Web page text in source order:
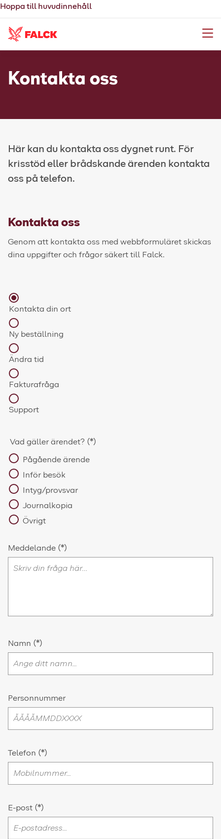
Hoppa till huvudinnehåll
Meny
Kontakta oss
Här kan du kontakta oss dygnet runt. För
krisstöd eller brådskande ärenden kontakta
oss på telefon.
Kontakta oss
Genom att kontakta oss med webbformuläret skickas
dina uppgifter och frågor säkert till Falck.
Kontakta din ort
Ny beställning
Ändra tid
Fakturafråga
Support
Vad gäller ärendet?
Pågående ärende
Inför besök
Intyg/provsvar
Journalkopia
Övrigt
Meddelande
Namn
Personnummer
Telefon
E-post